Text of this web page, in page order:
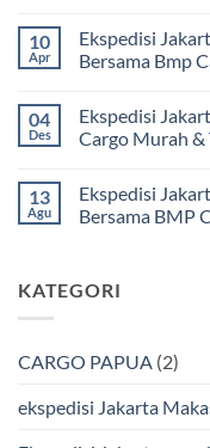
Murah
dan
Terpercaya
Cargo
Jakarta
ke
BMP
Cargo
komentar
pada
Ekspedisi
Kota
Bitung
Lebih
Kapal
Laut
10
Apr
Ekspedisi
Bersama Bmp
komentar
pada
Ekspedisi
Via
Laut
Murah
Bmp
Cargo
04
Des
Ekspedisi
Cargo Murah &
komentar
pada
Ekspedisi
Laut
Bersama
&
13
Agu
Ekspedisi
Bersama BMP
pada
Ekspedisi
Laut
BMP
KATEGORI
CARGO PAPUA (2)
ekspedisi Jakarta